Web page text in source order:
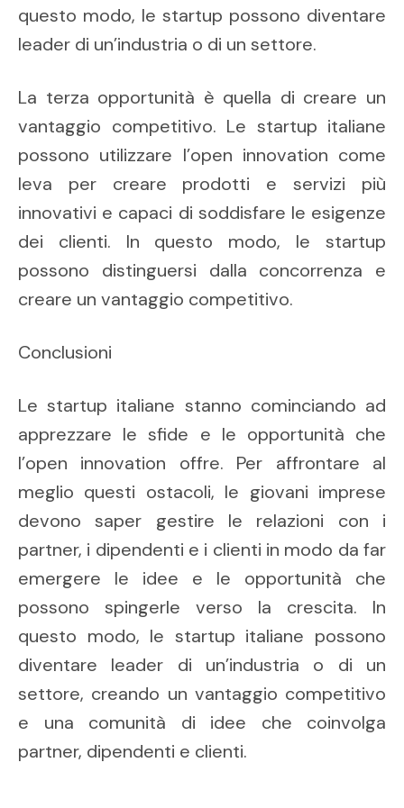
questo modo, le startup possono diventare
leader di un’industria o di un settore.
La terza opportunità è quella di creare un
vantaggio competitivo. Le startup italiane
possono utilizzare l’open innovation come
leva per creare prodotti e servizi più
innovativi e capaci di soddisfare le esigenze
dei clienti. In questo modo, le startup
possono distinguersi dalla concorrenza e
creare un vantaggio competitivo.
Conclusioni
Le startup italiane stanno cominciando ad
apprezzare le sfide e le opportunità che
l’open innovation offre. Per affrontare al
meglio questi ostacoli, le giovani imprese
devono saper gestire le relazioni con i
partner, i dipendenti e i clienti in modo da far
emergere le idee e le opportunità che
possono spingerle verso la crescita. In
questo modo, le startup italiane possono
diventare leader di un’industria o di un
settore, creando un vantaggio competitivo
e una comunità di idee che coinvolga
partner, dipendenti e clienti.